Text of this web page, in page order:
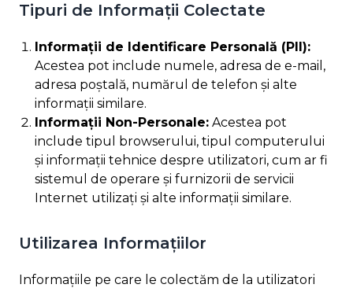
Tipuri de Informații Colectate
Informații de Identificare Personală (PII):
Acestea pot include numele, adresa de e-mail,
adresa poștală, numărul de telefon și alte
informații similare.
Informații Non-Personale: Acestea pot
include tipul browserului, tipul computerului
și informații tehnice despre utilizatori, cum ar fi
sistemul de operare și furnizorii de servicii
Internet utilizați și alte informații similare.
Utilizarea Informațiilor
Informațiile pe care le colectăm de la utilizatori